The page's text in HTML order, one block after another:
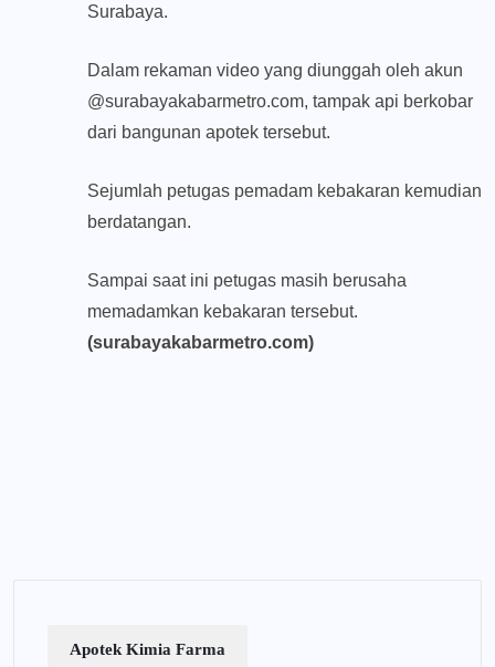
Surabaya.
Dalam rekaman video yang diunggah oleh akun
@surabayakabarmetro.com, tampak api berkobar
dari bangunan apotek tersebut.
Sejumlah petugas pemadam kebakaran kemudian
berdatangan.
Sampai saat ini petugas masih berusaha
memadamkan kebakaran tersebut.
(surabayakabarmetro.com)
Apotek Kimia Farma